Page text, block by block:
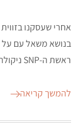
אחרי שעסקנו
בנושא משאל עם על
ראשת ה-SNP ניקולה סטרג’ן הכריזה שאם …
להמשך קריאה